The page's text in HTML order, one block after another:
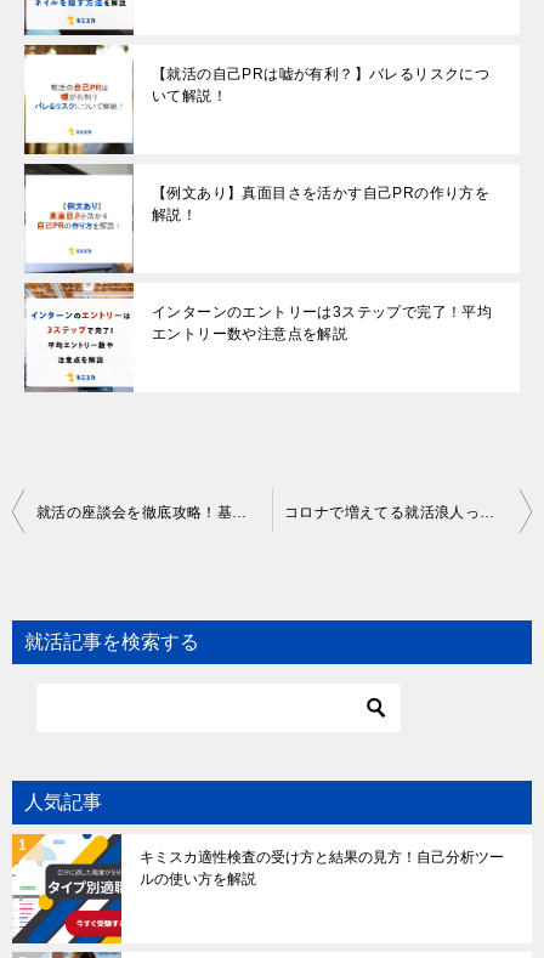
【就活の自己PRは嘘が有利？】バレるリスクにつ
いて解説！
【例文あり】真面目さを活かす自己PRの作り方を
解説！
インターンのエントリーは3ステップで完了！平均
エントリー数や注意点を解説
Post
就活の座談会を徹底攻略！基本情報から質問例・参加するときのマナーなどを解説 コロナで増えてる就活浪人って？メリットやデメリット、就活の必勝法を解説
就活記事を検索する
人気記事
キミスカ適性検査の受け方と結果の見方！自己分析ツー
ルの使い方を解説